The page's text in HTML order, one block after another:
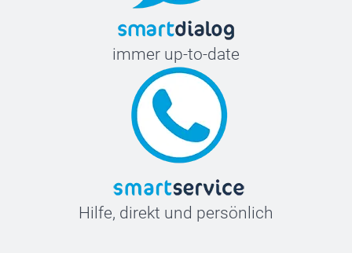
immer up-to-date
Hilfe, direkt und persönlich